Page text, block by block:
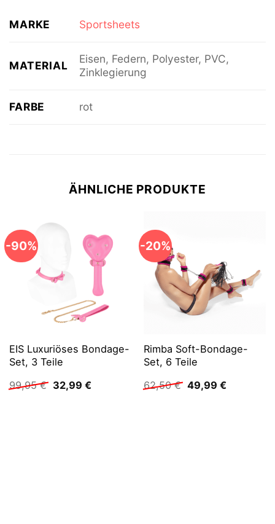
MARKE Sportsheets
MATERIAL
Eisen, Federn, Polyester, PVC,
Zinklegierung
FARBE rot
ÄHNLICHE PRODUKTE
-90%
EIS Luxuriöses Bondage-
Set, 3 Teile
99,95€ Ursprünglicher
Preis
32,99 €Aktueller
-20%
Rimba Soft-Bondage-
Set, 6 Teile
62,50€ Ursprünglicher
Preis
49,99 €Aktueller